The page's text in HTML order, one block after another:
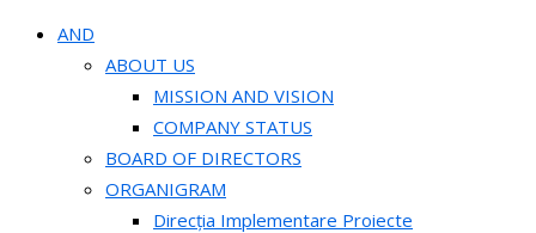
AND
ABOUT US
MISSION AND VISION
COMPANY STATUS
BOARD OF DIRECTORS
ORGANIGRAM
Direcția Implementare Proiecte